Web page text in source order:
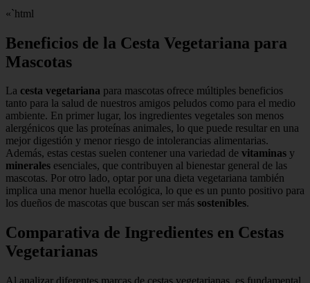
«`html
Beneficios de la Cesta Vegetariana para
Mascotas
La cesta vegetariana para mascotas ofrece múltiples beneficios
tanto para la salud de nuestros amigos peludos como para el medio
ambiente. En primer lugar, los ingredientes vegetales son menos
alergénicos que las proteínas animales, lo que puede resultar en una
mejor digestión y menor riesgo de intolerancias alimentarias.
Además, estas cestas suelen contener una variedad de vitaminas y
minerales esenciales, que contribuyen al bienestar general de las
mascotas. Por otro lado, optar por una dieta vegetariana también
implica una menor huella ecológica, lo que es un punto positivo para
los dueños de mascotas que buscan ser más sostenibles.
Comparativa de Ingredientes en Cestas
Vegetarianas